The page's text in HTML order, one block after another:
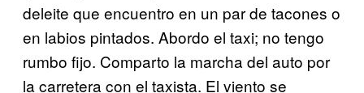
deleite que encuentro en un par de tacones o
en labios pintados. Abordo el taxi; no tengo
rumbo fijo. Comparto la marcha del auto por
la carretera con el taxista. El viento se